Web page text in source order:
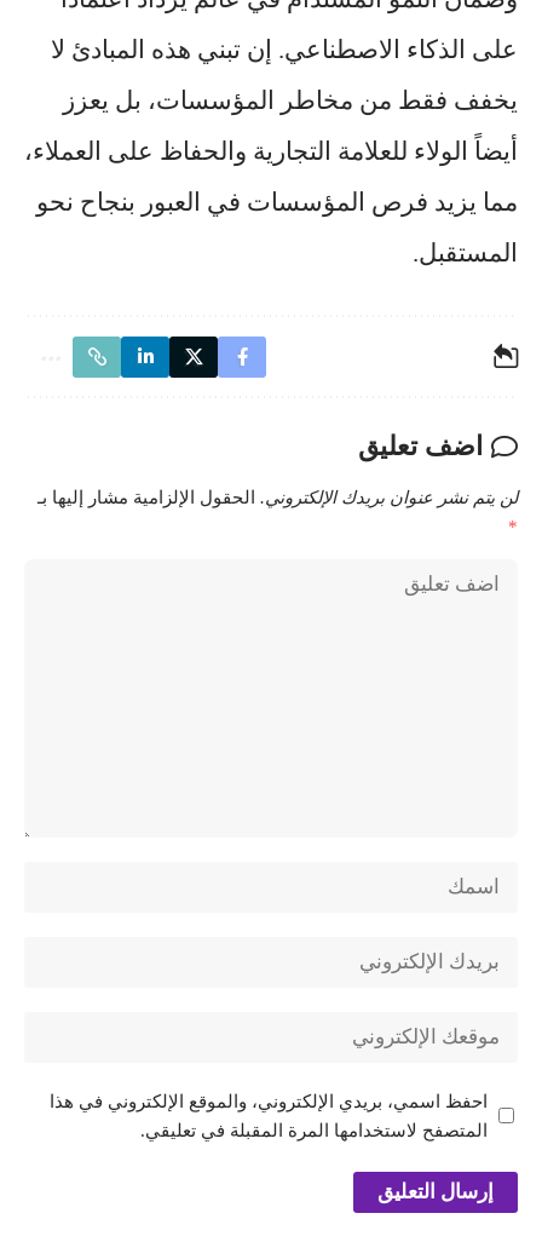
على الذكاء الاصطناعي. إن تبني هذه المبادئ لا
يخفف فقط من مخاطر المؤسسات، بل يعزز
أيضاً الولاء للعلامة التجارية والحفاظ على العملاء،
مما يزيد فرص المؤسسات في العبور بنجاح نحو
المستقبل.
اضف تعليق
لن يتم نشر عنوان بريدك الإلكتروني. الحقول الإلزامية مشار إليها بـ
*
احفظ اسمي، بريدي الإلكتروني، والموقع الإلكتروني في هذا
المتصفح لاستخدامها المرة المقبلة في تعليقي.